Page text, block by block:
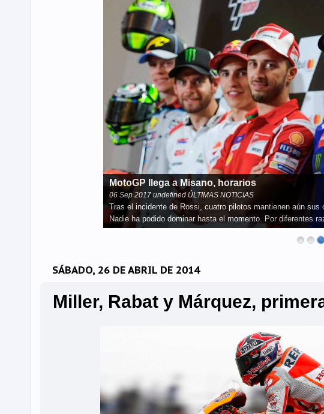
MotoGP llega a Misano, horarios
06 Sep 2017 undefined ÚLTIMAS NOTICIAS
Tras el incidente de Rossi, cuatro pilotos mantienen aún
Nadie ha podido dominar hasta el momento. Por diferentes
SÁBADO, 26 DE ABRIL DE 2014
Miller, Rabat y Márquez,